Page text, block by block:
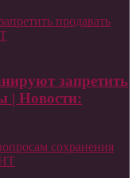
продавать
запретить
| Новости:
сохранения